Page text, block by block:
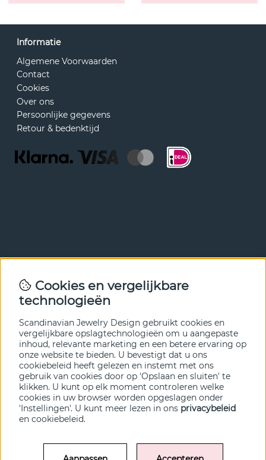
Informatie
Algemene Voorwaarden
Contact
Cookies
Over ons
Persoonlijke gegevens
Retour & bedenktijd
Met onze nieuwsbrief ben je als eerste op de hoogte van
nieuws en aanbiedingen. Meld je hieronder aan.
VERZENDEN
Cookies en vergelijkbare
technologieën
Scandinavian Jewelry Design gebruikt cookies en
vergelijkbare opslagtechnologieën om u aangepaste
inhoud, relevante marketing en een betere ervaring op
onze website te bieden. U bevestigt dat u ons
cookiebeleid heeft gelezen en instemt met ons
gebruik van cookies door op 'Opslaan en sluiten' te
klikken. U kunt op elk moment controleren welke
cookies in uw browser worden opgeslagen onder
'Instellingen'. U kunt meer lezen in ons privacybeleid
en cookiebeleid.